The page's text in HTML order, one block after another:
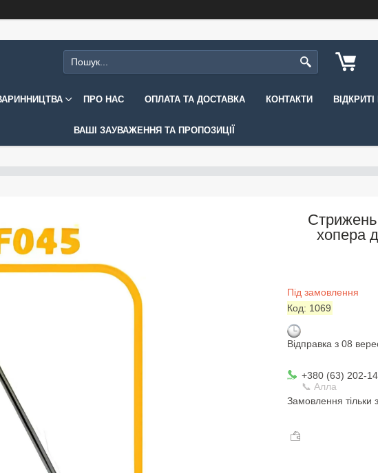
ПРО НАС ОПЛАТА ТА ДОСТАВКА КОНТАКТИ ВІДКРИТІ
ВАШІ ЗАУВАЖЕННЯ ТА ПРОПОЗИЦІЇ
хопера
Під замовлення
Код: 1069
Відправка з 08
+380 (63) 202-
📞 Алла
Замовлення тільки